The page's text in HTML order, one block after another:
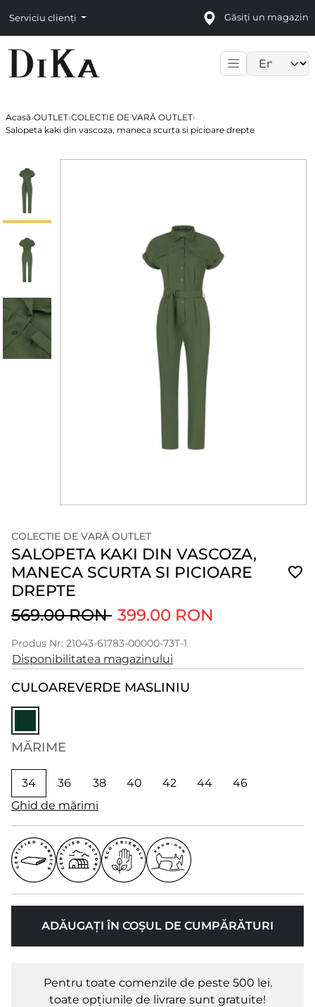
Serviciu clienți Găsiți un magazin
Acasă›OUTLET›COLECTIE DE VARĂ OUTLET›
Salopeta kaki din vascoza, maneca scurta si picioare drepte
COLECTIE DE VARĂ OUTLET
SALOPETA KAKI DIN VASCOZA,
MANECA SCURTA SI PICIOARE
DREPTE
569.00 RON 399.00 RON
Produs Nr: 21043-61783-00000-73T-1
Disponibilitatea magazinului
CULOAREVERDE MASLINIU
MĂRIME
34 36 38 40 42 44
46
Ghid de mărimi
ADĂUGAȚI ÎN COȘUL DE CUMPĂRĂTURI
Pentru toate comenzile de peste 500 lei.
toate opțiunile de livrare sunt gratuite!